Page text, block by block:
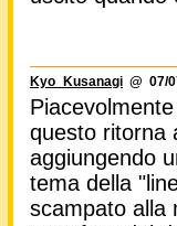
Kyo_Kusanagi @ 07/
questo ritorna
aggiungendo
tema della
scampato alla